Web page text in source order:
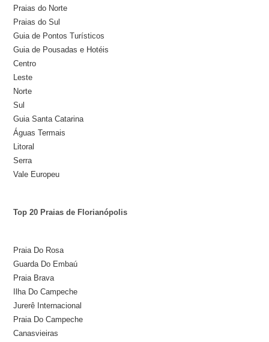
Praias do Norte
Praias do Sul
Guia de Pontos Turísticos
Guia de Pousadas e Hotéis
Centro
Leste
Norte
Sul
Guia Santa Catarina
Águas Termais
Litoral
Serra
Vale Europeu
Top 20 Praias de Florianópolis
Praia Do Rosa
Guarda Do Embaú
Praia Brava
Ilha Do Campeche
Jurerê Internacional
Praia Do Campeche
Canasvieiras